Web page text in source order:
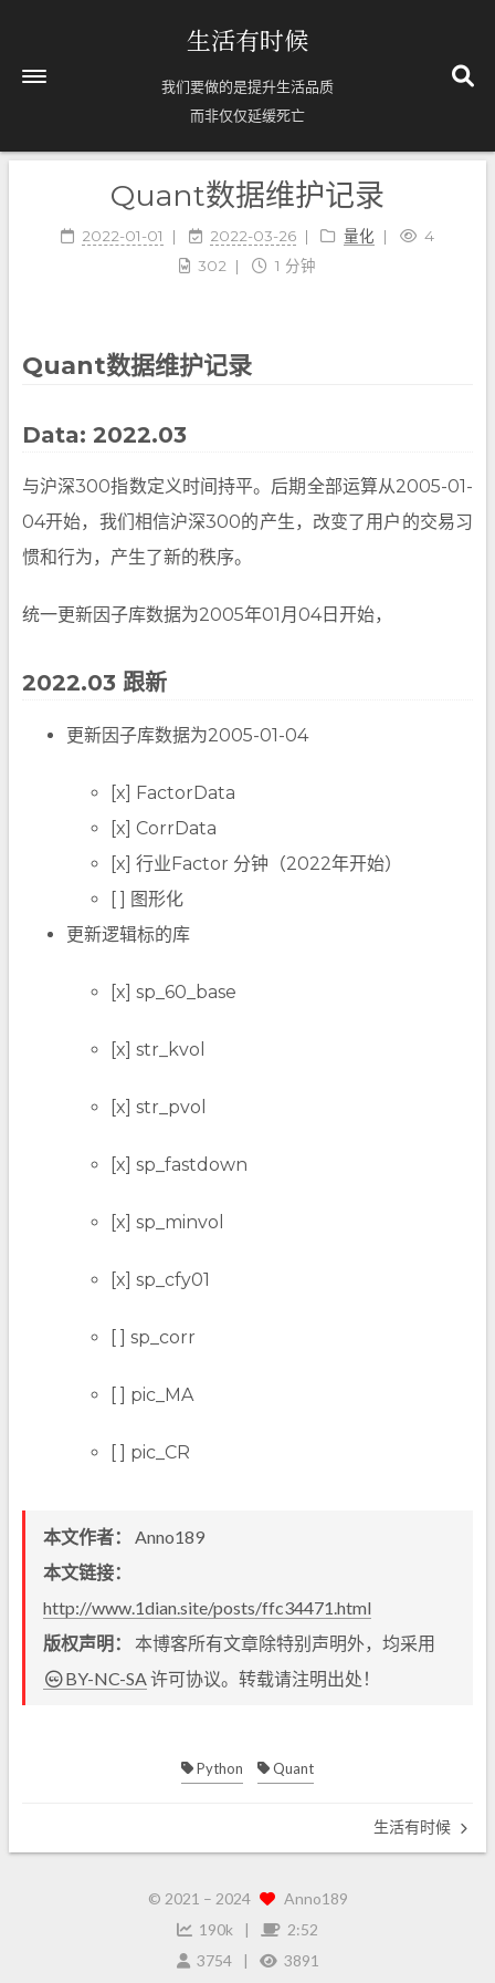
生活有时候
我们要做的是提升生活品质
而非仅仅延缓死亡
关于
Quant数据维护记录
2022-01-01 2022-03-26 量化
4
302
1 分钟
Quant数据维护记录
Data: 2022.03
与沪深300指数定义时间持平。后期全部运算从2005-01-
04开始，我们相信沪深300的产生，改变了用户的交易习
惯和行为，产生了新的秩序。
统一更新因子库数据为2005年01月04日开始，
2022.03 跟新
更新因子库数据为2005-01-04
[x] FactorData
[x] CorrData
[x] 行业Factor 分钟（2022年开始）
[ ] 图形化
更新逻辑标的库
[x] sp_60_base
[x] str_kvol
[x] str_pvol
[x] sp_fastdown
[x] sp_minvol
[x] sp_cfy01
[ ] sp_corr
[ ] pic_MA
[ ] pic_CR
本文作者： Anno189
本文链接：
http://www.1dian.site/posts/ffc34471.html
版权声明： 本博客所有文章除特别声明外，均采用
BY-NC-SA许可协议。转载请注明出处！
Python Quant
生活有时候
© 2021 – 2024
Anno189
190k
2:52
3754
3891